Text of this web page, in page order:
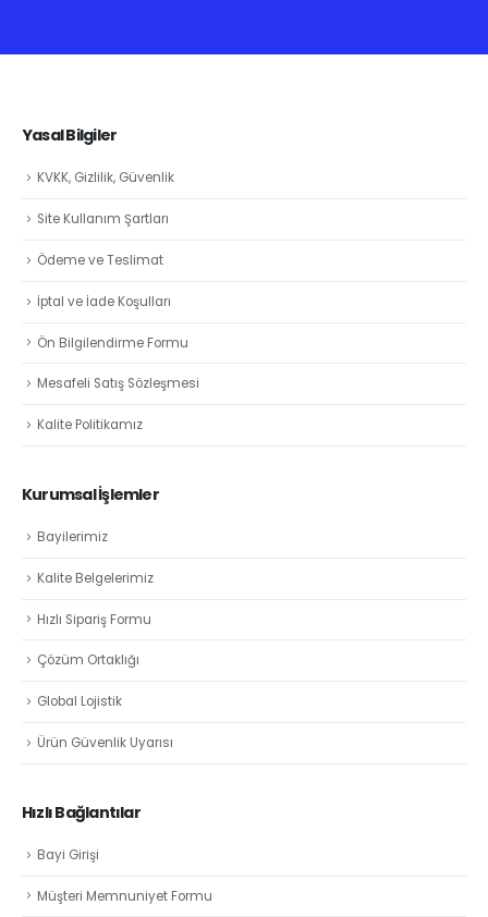
Yasal Bilgiler
KVKK, Gizlilik, Güvenlik
Site Kullanım Şartları
Ödeme ve Teslimat
İptal ve İade Koşulları
Ön Bilgilendirme Formu
Mesafeli Satış Sözleşmesi
Kalite Politikamız
Kurumsal İşlemler
Bayilerimiz
Kalite Belgelerimiz
Hızlı Sipariş Formu
Çözüm Ortaklığı
Global Lojistik
Ürün Güvenlik Uyarısı
Hızlı Bağlantılar
Bayi Girişi
Müşteri Memnuniyet Formu